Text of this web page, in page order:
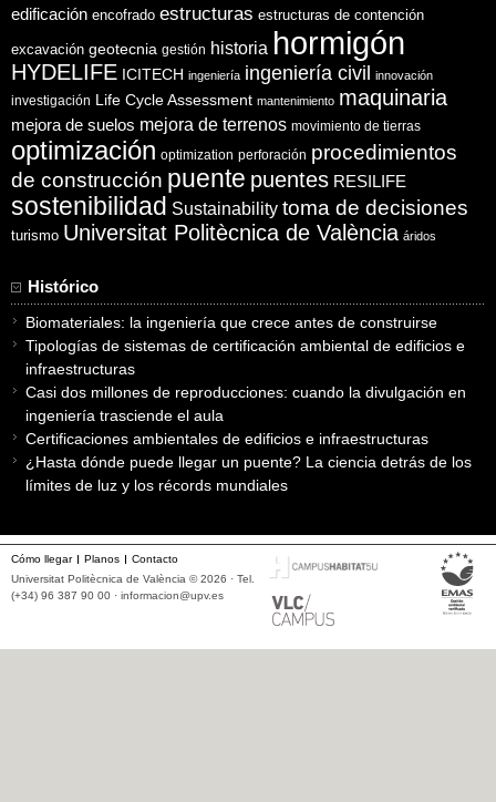
edificación encofrado estructuras estructuras de contención
excavación geotecnia gestión historia hormigón
HYDELIFE ICITECH ingeniería ingeniería civil innovación
investigación Life Cycle Assessment mantenimiento maquinaria
mejora de suelos mejora de terrenos movimiento de tierras
optimización optimization perforación procedimientos
de construcción puente puentes RESILIFE
sostenibilidad Sustainability toma de decisiones
turismo Universitat Politècnica de València áridos
Histórico
Biomateriales: la ingeniería que crece antes de construirse
Tipologías de sistemas de certificación ambiental de edificios e
infraestructuras
Casi dos millones de reproducciones: cuando la divulgación en
ingeniería trasciende el aula
Certificaciones ambientales de edificios e infraestructuras
¿Hasta dónde puede llegar un puente? La ciencia detrás de los
límites de luz y los récords mundiales
Cómo llegar Planos
Contacto
Universitat Politècnica de València © 2026 · Tel.
(+34) 96 387 90 00 · informacion@upv.es